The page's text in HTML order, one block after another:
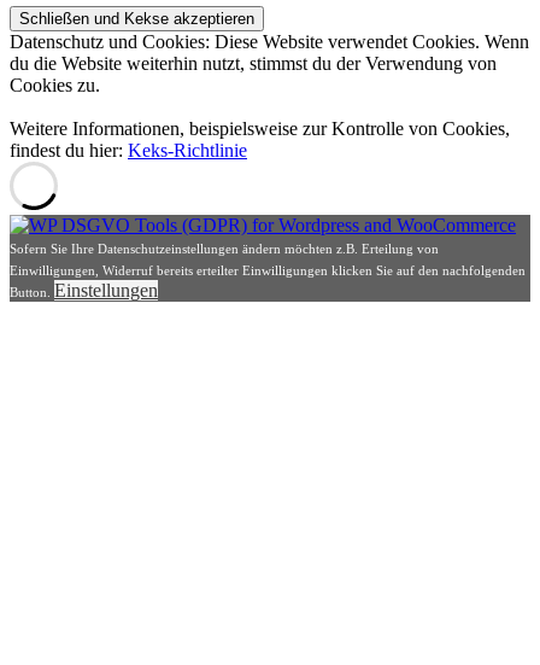
Datenschutz und Cookies: Diese Website verwendet Cookies. Wenn
du die Website weiterhin nutzt, stimmst du der Verwendung von
Cookies zu.
Weitere Informationen, beispielsweise zur Kontrolle von Cookies,
findest du hier: Keks-Richtlinie
Sofern Sie Ihre Datenschutzeinstellungen ändern möchten z.B. Erteilung von
Einwilligungen, Widerruf bereits erteilter Einwilligungen klicken Sie auf den nachfolgenden
Button. Einstellungen